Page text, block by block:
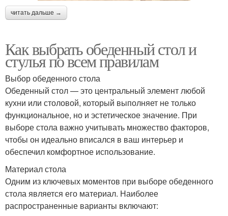
читать дальше →
Как выбрать обеденный стол и
стулья по всем правилам
Выбор обеденного стола
Обеденный стол — это центральный элемент любой
кухни или столовой, который выполняет не только
функциональное, но и эстетическое значение. При
выборе стола важно учитывать множество факторов,
чтобы он идеально вписался в ваш интерьер и
обеспечил комфортное использование.
Материал стола
Одним из ключевых моментов при выборе обеденного
стола является его материал. Наиболее
распространенные варианты включают: